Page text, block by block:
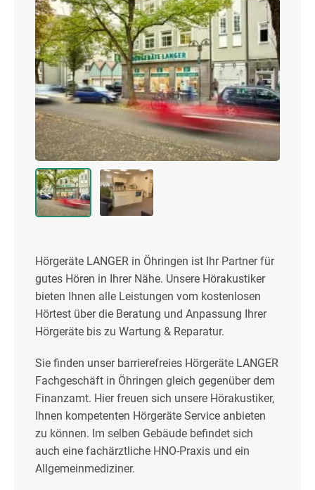
Hörgeräte LANGER in Öhringen ist Ihr Partner für
gutes Hören in Ihrer Nähe. Unsere Hörakustiker
bieten Ihnen alle Leistungen vom kostenlosen
Hörtest über die Beratung und Anpassung Ihrer
Hörgeräte bis zu Wartung & Reparatur.
Sie finden unser barrierefreies Hörgeräte LANGER
Fachgeschäft in Öhringen gleich gegenüber dem
Finanzamt. Hier freuen sich unsere Hörakustiker,
Ihnen kompetenten Hörgeräte Service anbieten
zu können. Im selben Gebäude befindet sich
auch eine fachärztliche HNO-Praxis und ein
Allgemeinmediziner.